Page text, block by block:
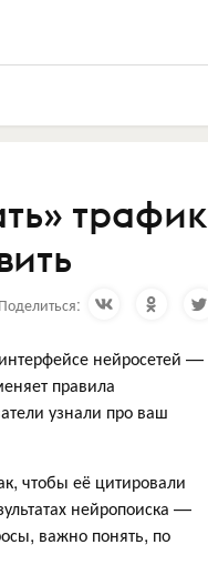
трафик
Поделиться:
нейросетей —
правила
узнали про ваш
чтобы её цитировали
нейропоиска —
важно понять, по